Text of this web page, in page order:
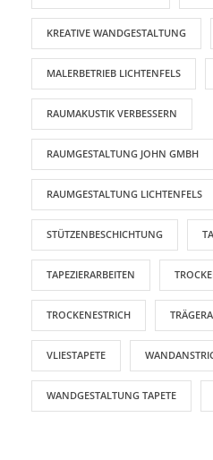
KREATIVE WANDGESTALTUNG
MALERBETRIEB LICHTENFELS
RAUMAKUSTIK VERBESSERN
RAUMGESTALTUNG JOHN GMBH
RAUMGESTALTUNG LICHTENFELS
STÜTZENBESCHICHTUNG
TAPEZIERARBEITEN
TROCKENESTRICH
VLIESTAPETE
WANDGESTALTUNG TAPETE